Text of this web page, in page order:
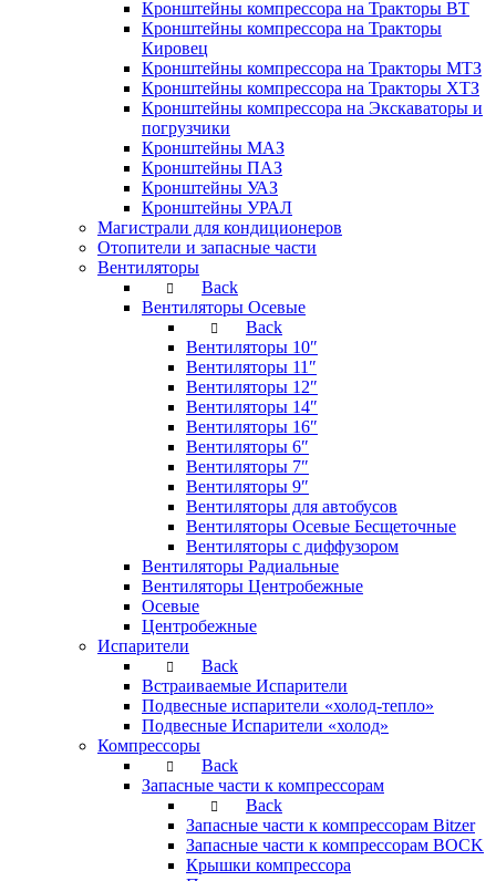
Кронштейны компрессора на Тракторы ВТ
Кронштейны компрессора на Тракторы
Кировец
Кронштейны компрессора на Тракторы МТЗ
Кронштейны компрессора на Тракторы ХТЗ
Кронштейны компрессора на Экскаваторы и
погрузчики
Кронштейны МАЗ
Кронштейны ПАЗ
Кронштейны УАЗ
Кронштейны УРАЛ
Магистрали для кондиционеров
Отопители и запасные части
Вентиляторы
Back
Вентиляторы Осевые
Back
Вентиляторы 10″
Вентиляторы 11″
Вентиляторы 12″
Вентиляторы 14″
Вентиляторы 16″
Вентиляторы 6″
Вентиляторы 7″
Вентиляторы 9″
Вентиляторы для автобусов
Вентиляторы Осевые Бесщеточные
Вентиляторы с диффузором
Вентиляторы Радиальные
Вентиляторы Центробежные
Осевые
Центробежные
Испарители
Back
Встраиваемые Испарители
Подвесные испарители «холод-тепло»
Подвесные Испарители «холод»
Компрессоры
Back
Запасные части к компрессорам
Back
Запасные части к компрессорам Bitzer
Запасные части к компрессорам BOCK
Крышки компрессора